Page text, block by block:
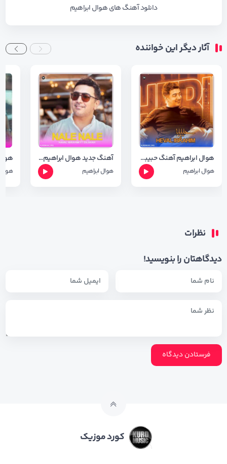
دانلود آهنگ های هوال ابراهیم
آثار دیگر این خواننده
هوال ابراهیم آهنگ حبیبه (ریمیکس ) + متن آهنگ
هوال ابراهیم
آهنگ جدید هوال ابراهیم بنام ناله ناله + متن اهنگ
هوال ابراهیم هوال
نظرات
دیدگاهتان را بنویسید!
کورد موزیک